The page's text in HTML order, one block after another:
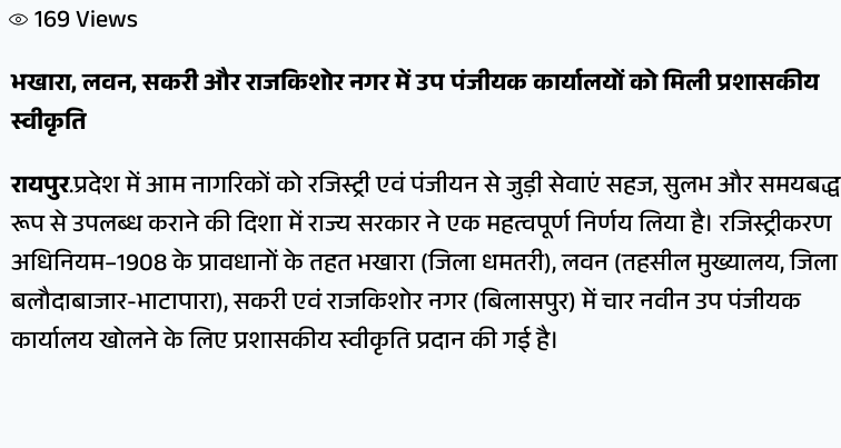
169Views
भखारा, लवन, सकरी और राजकिशोर नगर में उप पंजीयक कार्यालयों को मिली प्रशासकीय
स्वीकृति
रायपुर.प्रदेश में आम नागरिकों को रजिस्ट्री एवं पंजीयन से जुड़ी सेवाएं सहज, सुलभ और समयबद्ध
रूप से उपलब्ध कराने की दिशा में राज्य सरकार ने एक महत्वपूर्ण निर्णय लिया है। रजिस्ट्रीकरण
अधिनियम–1908 के प्रावधानों के तहत भखारा (जिला धमतरी), लवन (तहसील मुख्यालय, जिला
बलौदाबाजार-भाटापारा), सकरी एवं राजकिशोर नगर (बिलासपुर) में चार नवीन उप पंजीयक
कार्यालय खोलने के लिए प्रशासकीय स्वीकृति प्रदान की गई है।